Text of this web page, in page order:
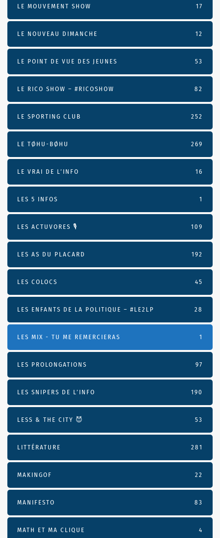
LE MOUVEMENT SHOW 17
LE NOUVEAU DIMANCHE 12
LE POINT DE VUE DES JEUNES 53
LE RICO SHOW – #RICOSHOW 82
LE SPORTING CLUB 252
LE TØHU-BØHU 269
LE VRAI DE L’INFO 16
LES 5 INFOS 1
LES ACTUVORES 🎙 109
LES AS DU PLACARD 192
LES COLOCS 45
LES ENFANTS DE LA POLITIQUE – #LE2LP 28
LES MIX - TU ME REMERCIERAS 1
LES PROLONGATIONS 97
LES SNIPERS DE L’INFO 190
LESS & THE CITY 😈 53
LITTÉRATURE 281
MAKINGOF 22
MANIFESTO 83
MATH ET MA CLIQUE 4